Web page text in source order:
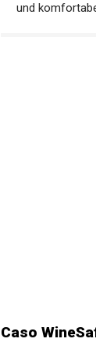
und
Caso